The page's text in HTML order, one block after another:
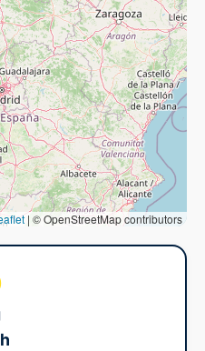
| © OpenStreetMap contributors